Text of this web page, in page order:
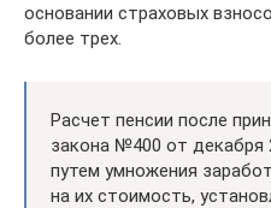
основании страховых
более трех.
Расчет пенсии после
закона №400 от декабря
путем умножения
на их стоимость,